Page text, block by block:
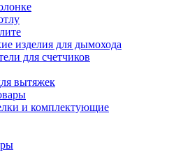
изделия для дымохода
для счетчиков
вытяжек
и комплектующие